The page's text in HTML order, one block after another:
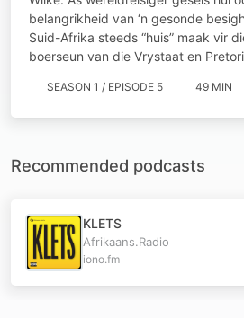
belangrikheid van ‘n gesonde
Suid-Afrika steeds “huis” maak vir
boerseun van die Vrystaat en
SEASON 1 / EPISODE 5 49 MIN
Recommended podcasts
KLETS
Afrikaans.Radio
iono.fm